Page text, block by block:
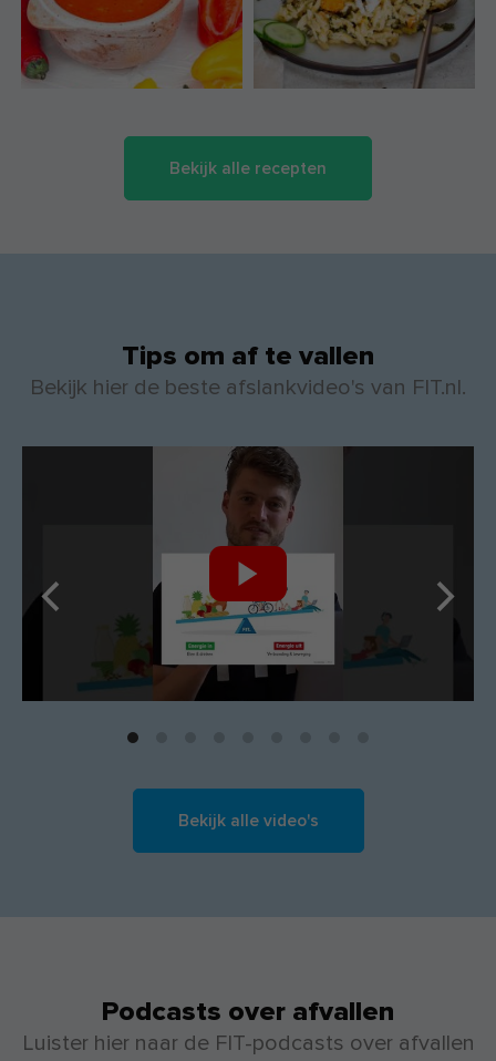
Bekijk alle recepten
Tips om af te vallen
Bekijk hier de beste afslankvideo's van FIT.nl.
Bekijk alle video's
Podcasts over afvallen
Luister hier naar de FIT-podcasts over afvallen